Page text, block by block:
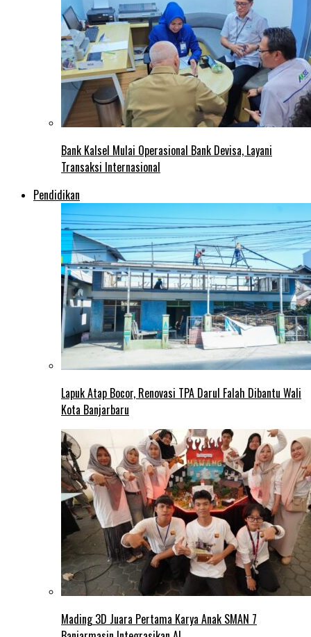
Bank Kalsel Mulai Operasional Bank Devisa, Layani
Transaksi Internasional
Pendidikan
Lapuk Atap Bocor, Renovasi TPA Darul Falah Dibantu Wali
Kota Banjarbaru
Mading 3D Juara Pertama Karya Anak SMAN 7